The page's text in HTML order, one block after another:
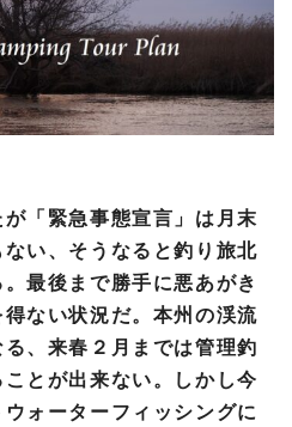
「緊急事態宣言」は月末
い、そうなると釣り旅北
最後まで勝手に悪あがき
ない状況だ。本州の渓流
、来春２月までは管理釣
とが出来ない。しかし今
ォーターフィッシングに